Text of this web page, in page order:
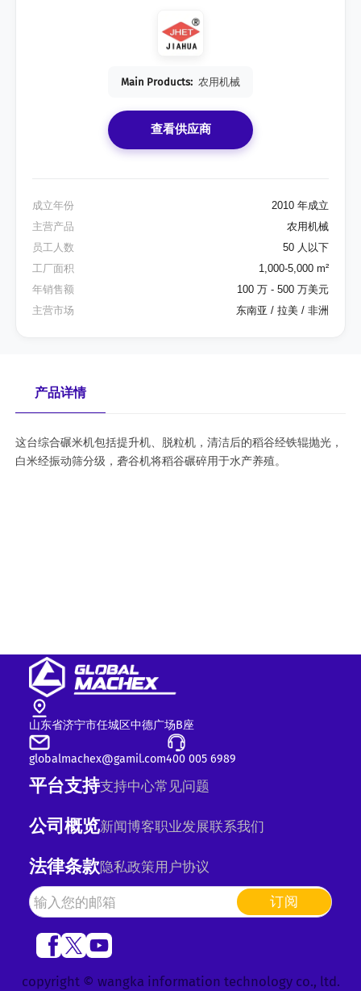
Main Products: 农用机械
查看供应商
成立年份
2010 年成立
主营产品
农用机械
员工人数
50 人以下
工厂面积
1,000-5,000 m²
年销售额
100 万 - 500 万美元
主营市场
东南亚 / 拉美 / 非洲
产品详情
这台综合碾米机包括提升机、脱粒机，清洁后的稻谷经铁辊抛光，
白米经振动筛分级，砻谷机将稻谷碾碎用于水产养殖。
山东省济宁市任城区中德广场B座
globalmachex@gamil.com400 005 6989
平台支持支持中心常见问题
公司概览新闻博客职业发展联系我们
法律条款隐私政策用户协议
订阅
copyright © wangka information technology co., ltd.